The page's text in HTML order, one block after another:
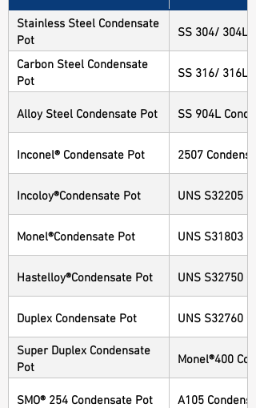
Stainless Steel Condensate
Pot
SS 304/ 304L
Carbon Steel Condensate
Pot
SS 316/ 316L
Alloy Steel Condensate Pot SS 904L
Inconel® Condensate Pot 2507
Incoloy®Condensate Pot UNS S32205
Monel®Condensate Pot UNS S31803
Hastelloy®Condensate Pot UNS S32750
Duplex Condensate Pot
UNS S32760
Super Duplex Condensate
Pot
Monel®400
SMO® 254 Condensate Pot A105